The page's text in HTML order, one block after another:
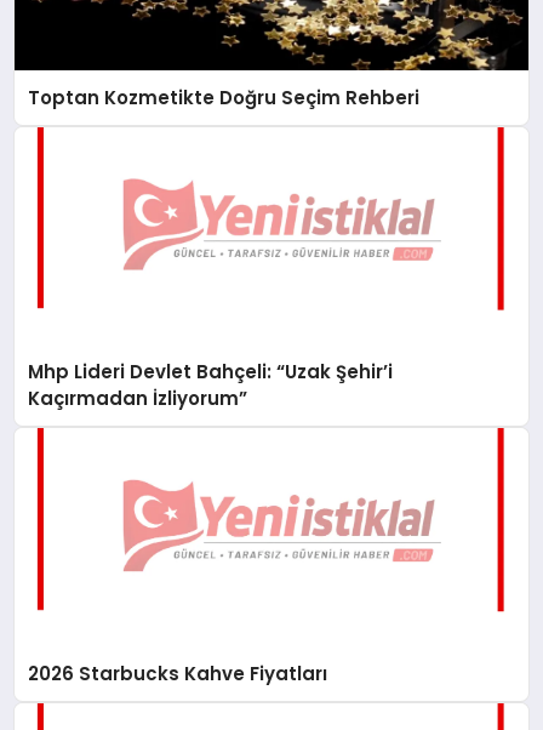
Toptan Kozmetikte Doğru Seçim Rehberi
Mhp Lideri Devlet Bahçeli: “Uzak Şehir’i
Kaçırmadan İzliyorum”
2026 Starbucks Kahve Fiyatları